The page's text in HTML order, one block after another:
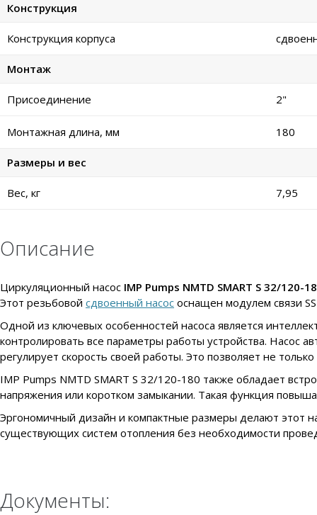
Конструкция
Конструкция корпуса
Монтаж
Присоединение 2"
Монтажная длина, мм 180
Размеры и вес
Вес, кг 7,95
Описание
Циркуляционный насос IMP Pumps NMTD SMART S 32/120-
Этот резьбовой сдвоенный насос оснащен модулем связи
Одной из ключевых особенностей насоса является
контролировать все параметры работы устройства. Насос
регулирует скорость своей работы. Это позволяет не
IMP Pumps NMTD SMART S 32/120-180 также обладает
напряжения или коротком замыкании. Такая функция
Эргономичный дизайн и компактные размеры делают этот
существующих систем отопления без необходимости
Документы: